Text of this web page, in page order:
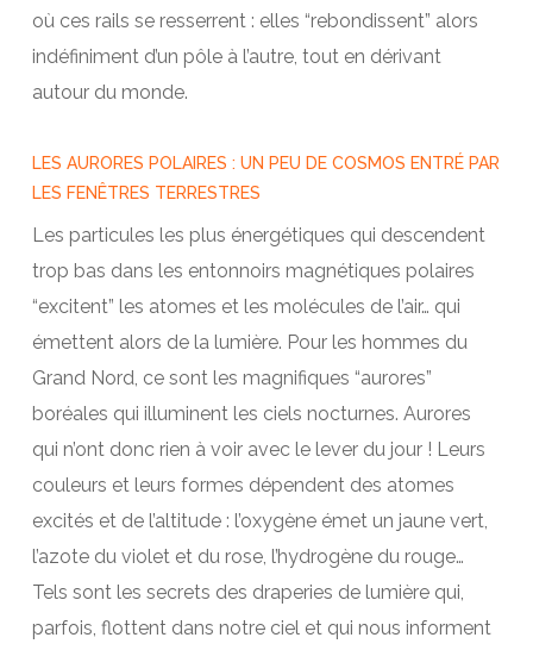
où ces rails se resserrent : elles “rebondissent” alors
indéfiniment d’un pôle à l’autre, tout en dérivant
autour du monde.
LES AURORES POLAIRES : UN PEU DE COSMOS ENTRÉ PAR
LES FENÊTRES TERRESTRES
Les particules les plus énergétiques qui descendent
trop bas dans les entonnoirs magnétiques polaires
“excitent” les atomes et les molécules de l’air… qui
émettent alors de la lumière. Pour les hommes du
Grand Nord, ce sont les magnifiques “aurores”
boréales qui illuminent les ciels nocturnes. Aurores
qui n’ont donc rien à voir avec le lever du jour ! Leurs
couleurs et leurs formes dépendent des atomes
excités et de l’altitude : l’oxygène émet un jaune vert,
l’azote du violet et du rose, l’hydrogène du rouge…
Tels sont les secrets des draperies de lumière qui,
parfois, flottent dans notre ciel et qui nous informent